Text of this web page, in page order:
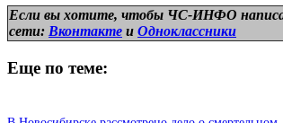
Если вы хотите, чтобы ЧС-ИНФО
сети: Вконтакте и Одноклассники
Еще по теме: